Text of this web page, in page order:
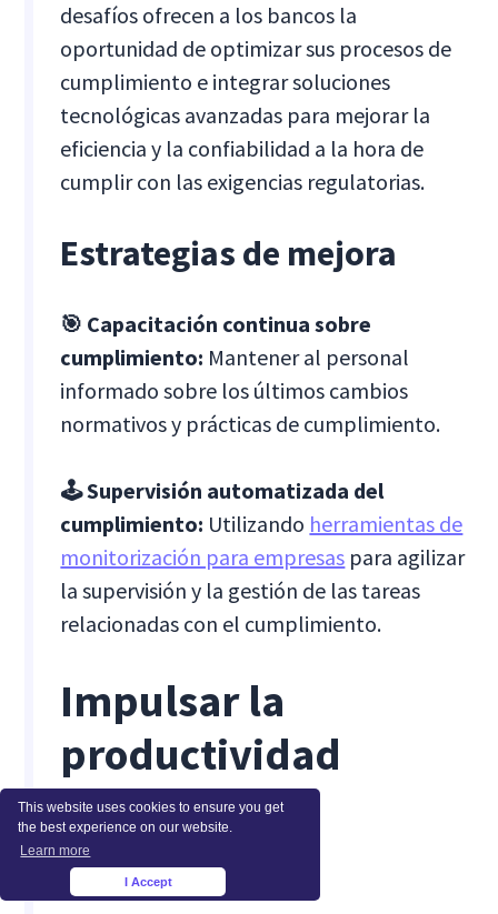
This website uses cookies to ensure you get
the best experience on our website.
Learn more
I Accept
desafíos ofrecen a los bancos la
oportunidad de optimizar sus procesos de
cumplimiento e integrar soluciones
tecnológicas avanzadas para mejorar la
eficiencia y la confiabilidad a la hora de
cumplir con las exigencias regulatorias.
Estrategias de mejora
🎯 Capacitación continua sobre
cumplimiento: Mantener al personal
informado sobre los últimos cambios
normativos y prácticas de cumplimiento.
🕹️ Supervisión automatizada del
cumplimiento: Utilizando herramientas de
monitorización para empresas para agilizar
la supervisión y la gestión de las tareas
relacionadas con el cumplimiento.
Impulsar la
productividad
bancaria con
Insightful